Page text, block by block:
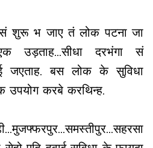
सं शुरू भ जाए तं लोक पटना जा
उड़ताह...सीधा दरभंगा सं
जएताह. बस लोक के सुविधा
उपयोग करबे करथिन्ह.